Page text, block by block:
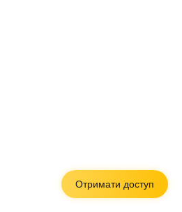
Отримати доступ